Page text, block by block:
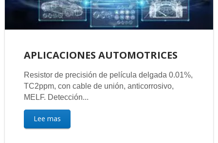
APLICACIONES AUTOMOTRICES
Resistor de precisión de película delgada 0.01%,
TC2ppm, con cable de unión, anticorrosivo,
MELF. Detección...
Lee mas